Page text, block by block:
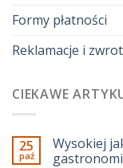
Formy płatności
Reklamacje i
CIEKAWE
25
paź
Wysokiej